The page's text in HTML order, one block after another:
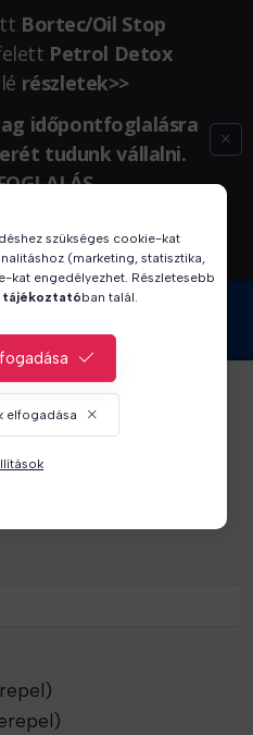
Bortec/Oil Stop
Petrol Detox
részletek>>
időpontfoglalásra
tudunk vállalni.
üzletünk
köszönjük!
szükséges cookie-kat
(marketing, statisztika,
kat engedélyezhet. Részletesebb
tájékoztatóban talál.
elfogadása